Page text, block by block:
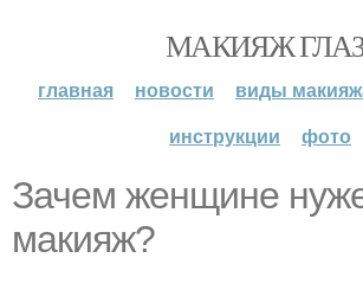
МАКИЯЖ
главная новости виды
инструкции
фото
Зачем женщине
макияж?